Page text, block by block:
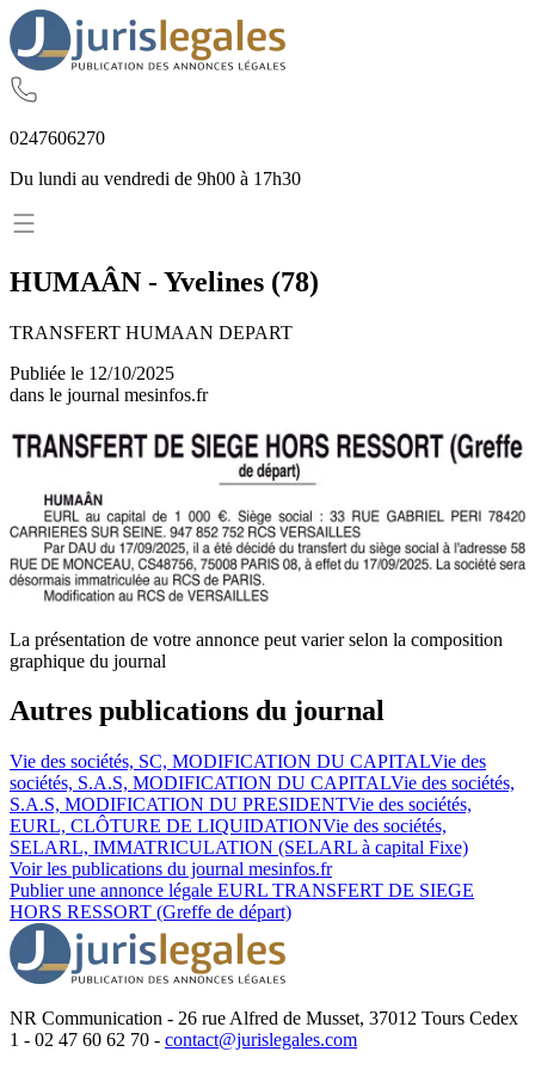
0247606270
Du lundi au vendredi de 9h00 à 17h30
HUMAÂN -Yvelines (78)
TRANSFERT HUMAAN DEPART
Publiée le 12/10/2025
dans le journal mesinfos.fr
La présentation de votre annonce peut varier selon la composition
graphique du journal
Autres publications du journal
Vie des sociétés, SC, MODIFICATION DU CAPITALVie des
sociétés, S.A.S, MODIFICATION DU CAPITALVie des sociétés,
S.A.S, MODIFICATION DU PRESIDENTVie des sociétés,
EURL, CLÔTURE DE LIQUIDATIONVie des sociétés,
SELARL, IMMATRICULATION (SELARL à capital Fixe)
Voir les publications du journal mesinfos.fr
Publier une annonce légale EURL TRANSFERT DE SIEGE
HORS RESSORT (Greffe de départ)
NR Communication - 26 rue Alfred de Musset, 37012 Tours Cedex
1 - 02 47 60 62 70 - contact@jurislegales.com